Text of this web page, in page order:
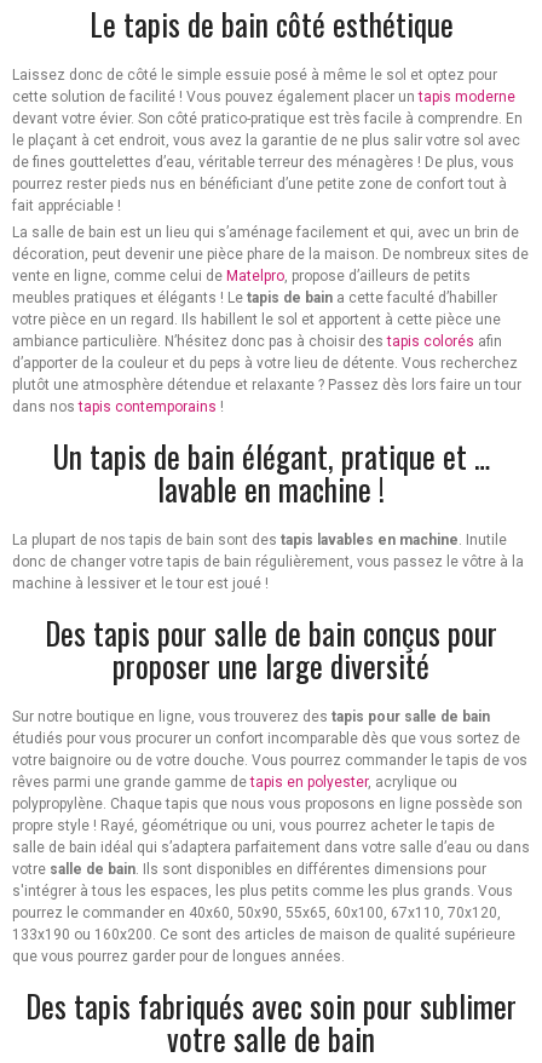
Le tapis de bain côté esthétique
Laissez donc de côté le simple essuie posé à même le sol et optez pour
cette solution de facilité ! Vous pouvez également placer untapis moderne
devant votre évier. Son côté pratico-pratique est très facile à comprendre. En
le plaçant à cet endroit, vous avez la garantie de ne plus salir votre sol avec
de fines gouttelettes d’eau, véritable terreur des ménagères ! De plus, vous
pourrez rester pieds nus en bénéficiant d’une petite zone de confort tout à
fait appréciable !
La salle de bain est un lieu qui s’aménage facilement et qui, avec un brin de
décoration, peut devenir une pièce phare de la maison. De nombreux sites de
vente en ligne, comme celui de Matelpro, propose d’ailleurs de petits
meubles pratiques et élégants ! Le tapis de bain a cette faculté d’habiller
votre pièce en un regard. Ils habillent le sol et apportent à cette pièce une
ambiance particulière. N’hésitez donc pas à choisir destapis colorés afin
d’apporter de la couleur et du peps à votre lieu de détente. Vous recherchez
plutôt une atmosphère détendue et relaxante ? Passez dès lors faire un tour
dans nostapis contemporains !
Un tapis de bain élégant, pratique et …
lavable en machine !
La plupart de nos tapis de bain sont des tapis lavables en machine. Inutile
donc de changer votre tapis de bain régulièrement, vous passez le vôtre à la
machine à lessiver et le tour est joué !
Des tapis pour salle de bain conçus pour
proposer une large diversité
Sur notre boutique en ligne, vous trouverez des tapis pour salle de bain
étudiés pour vous procurer un confort incomparable dès que vous sortez de
votre baignoire ou de votre douche. Vous pourrez commander le tapis de vos
rêves parmi une grande gamme detapis en polyester, acrylique ou
polypropylène. Chaque tapis que nous vous proposons en ligne possède son
propre style ! Rayé, géométrique ou uni, vous pourrez acheter le tapis de
salle de bain idéal qui s’adaptera parfaitement dans votre salle d’eau ou dans
votre salle de bain. Ils sont disponibles en différentes dimensions pour
s'intégrer à tous les espaces, les plus petits comme les plus grands. Vous
pourrez le commander en 40x60, 50x90, 55x65, 60x100, 67x110, 70x120,
133x190 ou 160x200. Ce sont des articles de maison de qualité supérieure
que vous pourrez garder pour de longues années.
Des tapis fabriqués avec soin pour sublimer
votre salle de bain